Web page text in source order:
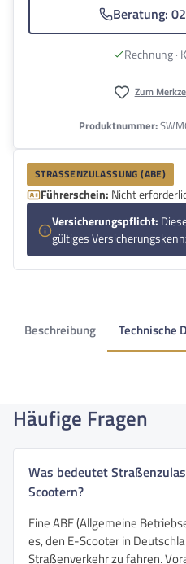
Beratung:
Rechnung ·
Zum
Produktnummer:
STRASSENZULASSUNG (ABE)
Führerschein: Nicht
Versicherungspflicht:
gültiges
Beschreibung Technische
Häufige Fragen
Was bedeutet
Scootern?
Eine ABE (Allgemeine
es, den E-Scooter in
Straßenverkehr zu fahren.